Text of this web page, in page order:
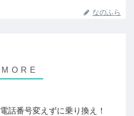
なのふら
電話番号変えずに乗り換え！